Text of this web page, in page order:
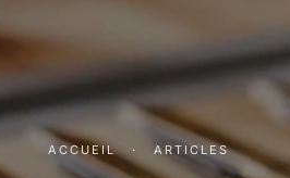
ACCUEIL · ARTICLES